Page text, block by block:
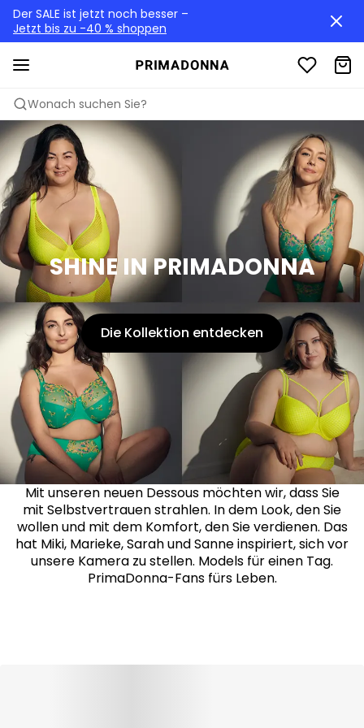
Der SALE ist jetzt noch besser –
Jetzt bis zu -40 % shoppen
Wonach suchen Sie?
SHINE IN PRIMADONNA
Die Kollektion entdecken
Mit unseren neuen Dessous möchten wir, dass Sie
mit Selbstvertrauen strahlen. In dem Look, den Sie
wollen und mit dem Komfort, den Sie verdienen. Das
hat Miki, Marieke, Sarah und Sanne inspiriert, sich vor
unsere Kamera zu stellen. Models für einen Tag.
PrimaDonna-Fans fürs Leben.